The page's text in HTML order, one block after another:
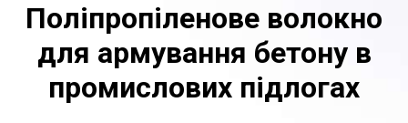
Поліпропіленове волокно
для армування бетону в
промислових підлогах